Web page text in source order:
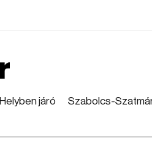
Helyben járó Szabolcs-